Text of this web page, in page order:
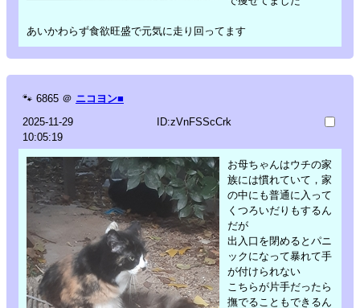
あいかわらず食欲旺盛で元気に走り回ってます
🐾 6865 ＠ ニコヨン■
2025-11-29
10:05:19
ID:zVnFSScCrk
お母ちゃんはウチの家
族には慣れていて，家
の中にも普通に入って
くつろいだりもするん
だが
出入口を閉めるとパニ
ックになって暴れて手
が付けられない
こちらが片手だったら
撫でることもできるん